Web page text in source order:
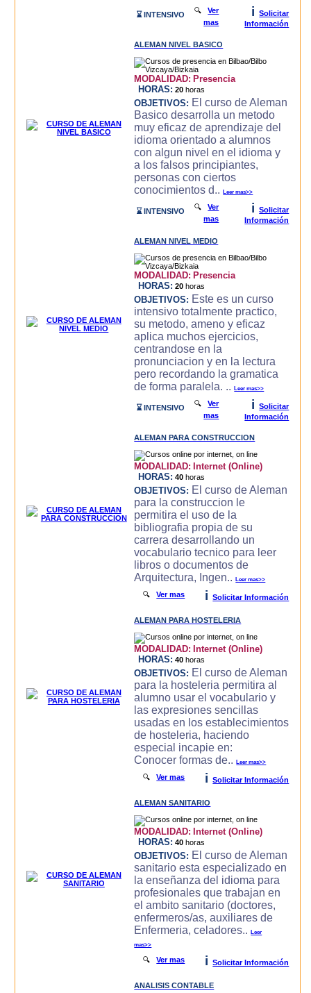
⌛ INTENSIVO 🔍Ver
mas
i
Solicitar
Información
ALEMAN NIVEL BASICO
MODALIDAD: Presencia
HORAS: 20 horas
OBJETIVOS: El curso de Aleman
Basico desarrolla un metodo
muy eficaz de aprendizaje del
idioma orientado a alumnos
con algun nivel en el idioma y
a los falsos principiantes,
personas con ciertos
conocimientos d..Leer mas>>
⌛ INTENSIVO 🔍Ver
mas
i
Solicitar
Información
ALEMAN NIVEL MEDIO
MODALIDAD: Presencia
HORAS: 20 horas
OBJETIVOS: Este es un curso
intensivo totalmente practico,
su metodo, ameno y eficaz
aplica muchos ejercicios,
centrandose en la
pronunciacion y en la lectura
pero recordando la gramatica
de forma paralela. ..Leer mas>>
⌛ INTENSIVO 🔍Ver
mas
i
Solicitar
Información
ALEMAN PARA CONSTRUCCION
MODALIDAD: Internet (Online)
HORAS: 40 horas
OBJETIVOS: El curso de Aleman
para la construccion le
permitira el uso de la
bibliografia propia de su
carrera desarrollando un
vocabulario tecnico para leer
libros o documentos de
Arquitectura, Ingen..Leer mas>>
🔍Ver mas i Solicitar Información
ALEMAN PARA HOSTELERIA
MODALIDAD: Internet (Online)
HORAS: 40 horas
OBJETIVOS: El curso de Aleman
para la hosteleria permitira al
alumno usar el vocabulario y
las expresiones sencillas
usadas en los establecimientos
de hosteleria, haciendo
especial incapie en:
Conocer formas de..Leer mas>>
🔍Ver mas i Solicitar Información
ALEMAN SANITARIO
MODALIDAD: Internet (Online)
HORAS: 40 horas
OBJETIVOS: El curso de Aleman
sanitario esta especializado en
la enseñanza del idioma para
profesionales que trabajan en
el ambito sanitario (doctores,
enfermeros/as, auxiliares de
Enfermeria, celadores..Leer
mas>>
🔍Ver mas i Solicitar Información
ANALISIS CONTABLE